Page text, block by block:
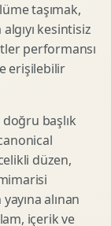
taşımak,
kesintisiz
performansı
erişilebilir
başlık
düzen,
alınan
içerik ve